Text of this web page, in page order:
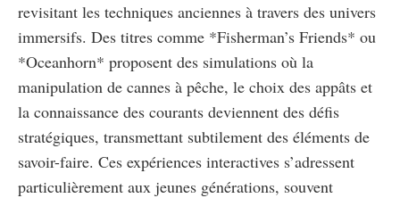
revisitant les techniques anciennes à travers des univers
immersifs. Des titres comme *Fisherman’s Friends* ou
*Oceanhorn* proposent des simulations où la
manipulation de cannes à pêche, le choix des appâts et
la connaissance des courants deviennent des défis
stratégiques, transmettant subtilement des éléments de
savoir-faire. Ces expériences interactives s’adressent
particulièrement aux jeunes générations, souvent